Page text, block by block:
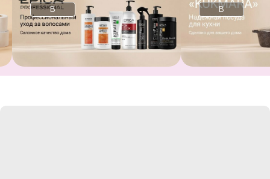
В
каталог
В
каталог